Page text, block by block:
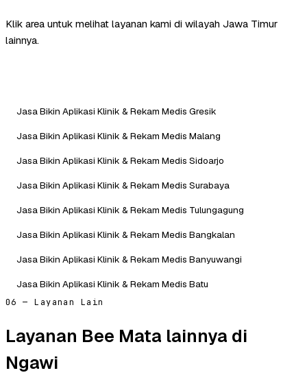
Klik area untuk melihat layanan kami di wilayah Jawa Timur
lainnya.
Jasa Bikin Aplikasi Klinik & Rekam Medis Gresik
Jasa Bikin Aplikasi Klinik & Rekam Medis Malang
Jasa Bikin Aplikasi Klinik & Rekam Medis Sidoarjo
Jasa Bikin Aplikasi Klinik & Rekam Medis Surabaya
Jasa Bikin Aplikasi Klinik & Rekam Medis Tulungagung
Jasa Bikin Aplikasi Klinik & Rekam Medis Bangkalan
Jasa Bikin Aplikasi Klinik & Rekam Medis Banyuwangi
Jasa Bikin Aplikasi Klinik & Rekam Medis Batu
06 — Layanan Lain
Layanan Bee Mata lainnya di
Ngawi